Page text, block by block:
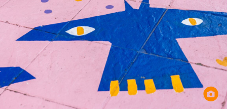
Непознатите думи
Като Айнщайн
Домашен любимец
Питаме Ви
До ре ми